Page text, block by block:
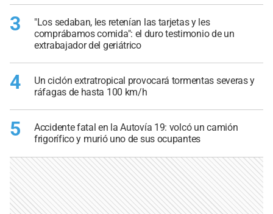
3
"Los sedaban, les retenían las tarjetas y les
comprábamos comida": el duro testimonio de un
extrabajador del geriátrico
4
Un ciclón extratropical provocará tormentas severas y
ráfagas de hasta 100 km/h
5
Accidente fatal en la Autovía 19: volcó un camión
frigorífico y murió uno de sus ocupantes